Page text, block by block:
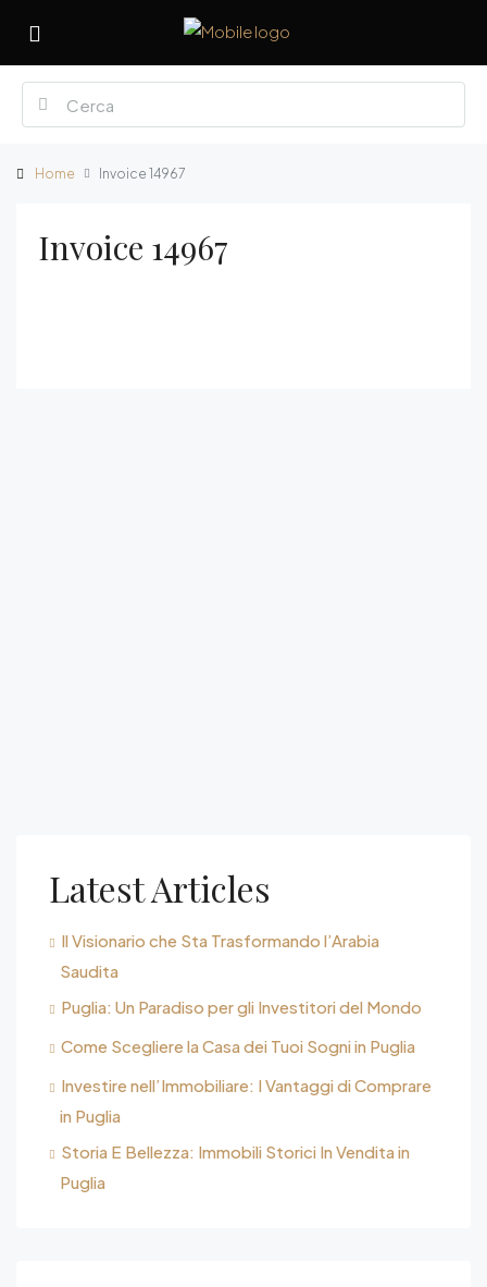
Home Invoice 14967
Invoice 14967
Latest Articles
Il Visionario che Sta Trasformando l’Arabia
Saudita
Puglia: Un Paradiso per gli Investitori del Mondo
Come Scegliere la Casa dei Tuoi Sogni in Puglia
Investire nell’Immobiliare: I Vantaggi di Comprare
in Puglia
Storia E Bellezza: Immobili Storici In Vendita in
Puglia